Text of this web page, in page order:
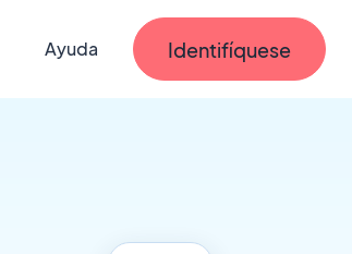
Ayuda Identifíquese